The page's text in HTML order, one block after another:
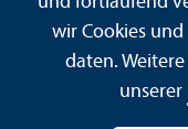
wir Cookies
daten.
unserer